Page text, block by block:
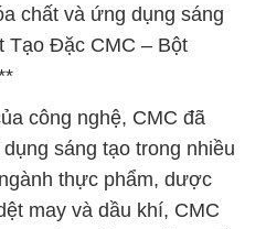
chất và ứng dụng sáng
Tạo Đặc CMC – Bột
công nghệ, CMC đã
sáng tạo trong nhiều
thực phẩm, dược
may và dầu khí, CMC